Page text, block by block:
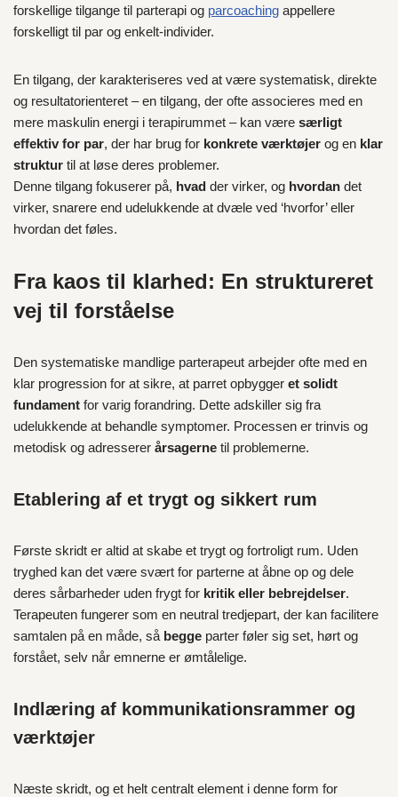
forskellige tilgange til parterapi og parcoaching appellere
forskelligt til par og enkelt-individer.
En tilgang, der karakteriseres ved at være systematisk, direkte
og resultatorienteret – en tilgang, der ofte associeres med en
mere maskulin energi i terapirummet – kan være særligt
effektiv for par, der har brug for konkrete værktøjer og en klar
struktur til at løse deres problemer.
Denne tilgang fokuserer på, hvad der virker, og hvordan det
virker, snarere end udelukkende at dvæle ved ‘hvorfor’ eller
hvordan det føles.
Fra kaos til klarhed: En struktureret
vej til forståelse
Den systematiske mandlige parterapeut arbejder ofte med en
klar progression for at sikre, at parret opbygger et solidt
fundament for varig forandring. Dette adskiller sig fra
udelukkende at behandle symptomer. Processen er trinvis og
metodisk og adresserer årsagerne til problemerne.
Etablering af et trygt og sikkert rum
Første skridt er altid at skabe et trygt og fortroligt rum. Uden
tryghed kan det være svært for parterne at åbne op og dele
deres sårbarheder uden frygt for kritik eller bebrejdelser.
Terapeuten fungerer som en neutral tredjepart, der kan facilitere
samtalen på en måde, så begge parter føler sig set, hørt og
forstået, selv når emnerne er ømtålelige.
Indlæring af kommunikationsrammer og
værktøjer
Næste skridt, og et helt centralt element i denne form for